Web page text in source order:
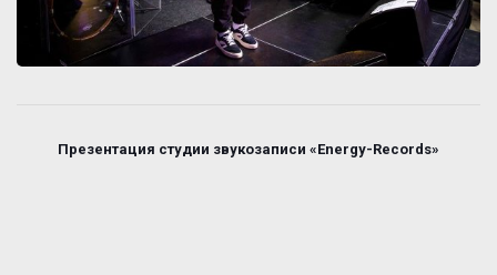
Презентация студии звукозаписи «Energy-Records»